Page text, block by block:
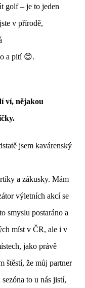
golf – je to jeden
v přírodě,
a pití 😊.
ví, nějakou
jsem kavárenský
a zákusky. Mám
výletních akcí se
smyslu postaráno a
míst v ČR, ale i v
jako právě
štěstí, že můj partner
to u nás jistí,